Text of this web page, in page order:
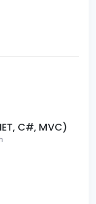
C#, MVC)